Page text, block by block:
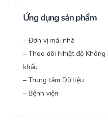
Ứng dụng sản phẩm
– Đơn vị mái nhà
– Theo dõi Nhiệt độ
khẩu
– Trung tâm Dữ liệu
– Bệnh viện